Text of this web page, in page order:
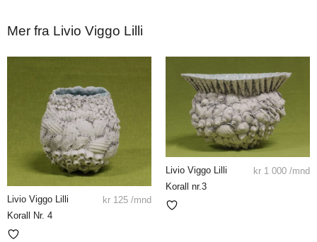
Mer fra Livio Viggo Lilli
Livio Viggo Lilli
Korall Nr. 4
kr 125 /mnd
Livio Viggo Lilli
Korall nr.3
kr 1 000 /mnd